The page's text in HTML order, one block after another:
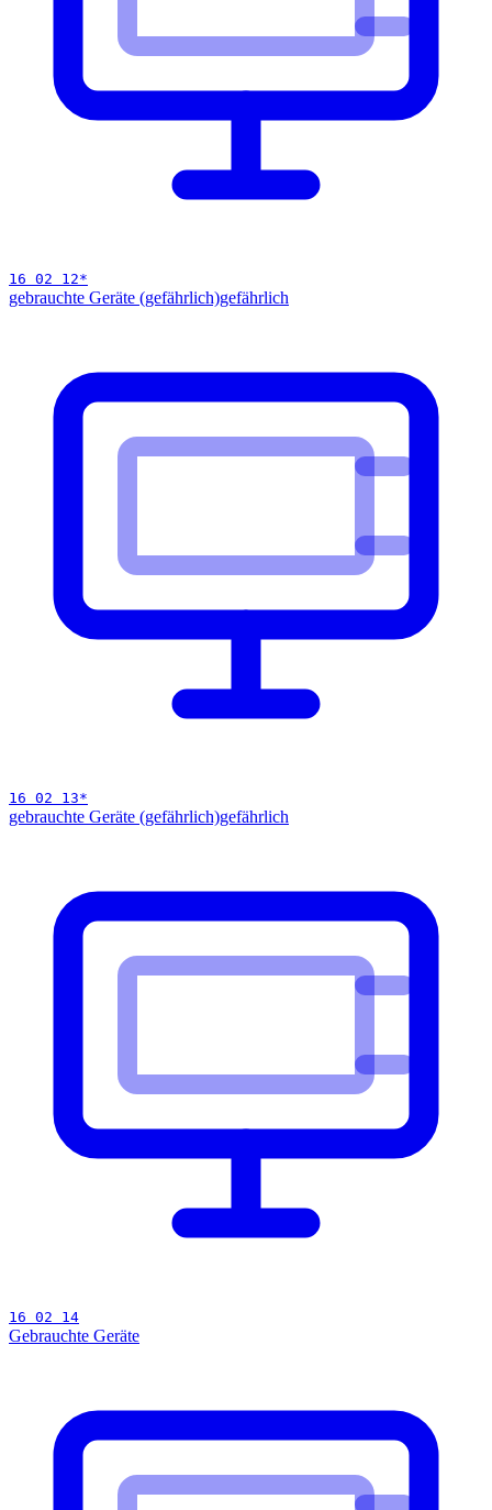
16 02 12*
gebrauchte Geräte (gefährlich)gefährlich
16 02 13*
gebrauchte Geräte (gefährlich)gefährlich
16 02 14
Gebrauchte Geräte